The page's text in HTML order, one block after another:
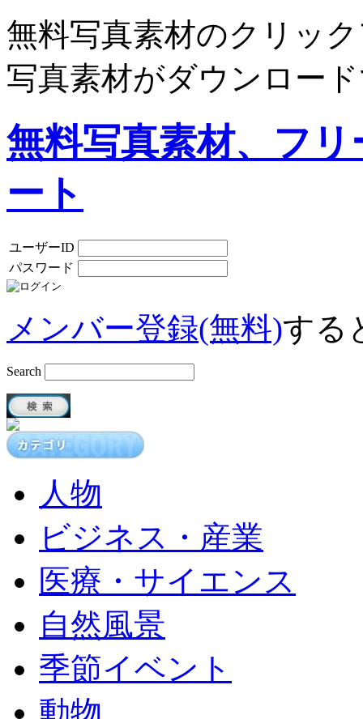
無料写真素材のクリッ
写真素材がダウンロー
無料写真素材、フ
ート
ユーザーID
パスワード
メンバー登録(無料)する
Search
人物
ビジネス・産業
医療・サイエンス
自然風景
季節イベント
動物